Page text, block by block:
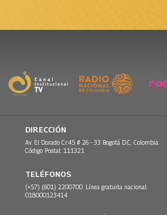
DIRECCIÓN
Av. El Dorado Cr.45 # 26 - 33 Bogotá D.C. Colombia.
Código Postal: 111321
TELÉFONOS
(+57) (601) 2200700. Línea gratuita nacional:
018000123414